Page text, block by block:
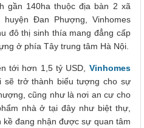
gần 140ha thuộc địa bàn 2 xã
Đan Phượng, Vinhomes
đô thị sinh thía mang đẳng cấp
ở phía Tây trung tâm Hà Nội.
tới hơn 1,5 tỷ USD, Vinhomes
sẽ trở thành biểu tượng cho sự
cũng như là nơi an cư cho
nhà ở tại đây như biệt thự,
đang nhận được sự quan tâm